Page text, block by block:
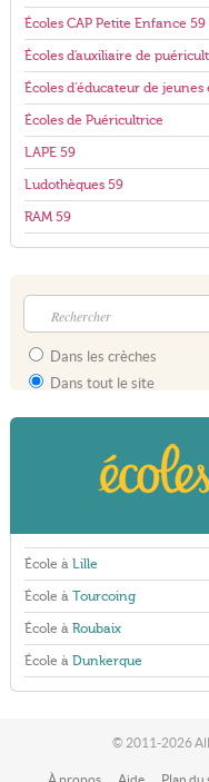
Écoles CAP Petite Enfance 59
Écoles d'auxiliaire de
Écoles d'éducateur de jeunes
Écoles de Puéricultrice
LAPE 59
Ludothèques 59
RAM 59
Dans les crèches
Dans tout le site
École à Lille
École à Tourcoing
École à Roubaix
École à Dunkerque
© 2011-2026